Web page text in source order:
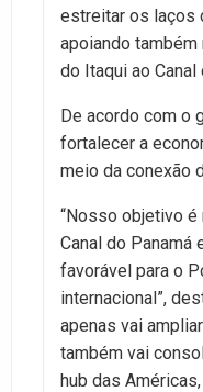
estreitar os laços
apoiando
do Itaqui ao Canal
De acordo com o
fortalecer a
meio da conexão
“Nosso objetivo é
Canal do Panamá
favorável para o
internacional”,
apenas vai
também vai
hub das